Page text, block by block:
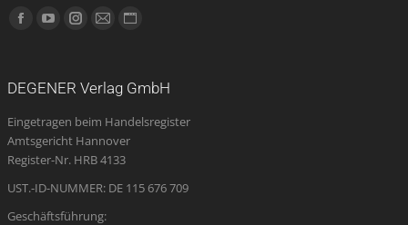
Finden Sie uns auf:
Facebook
new
window
YouTube
new
window
Instagram
new
window
E-
opens
in
new
Website
new
DEGENER Verlag GmbH
Eingetragen beim Handelsregister
Amtsgericht Hannover
Register-Nr. HRB 4133
UST.-ID-NUMMER: DE 115 676 709
Geschäftsführung: